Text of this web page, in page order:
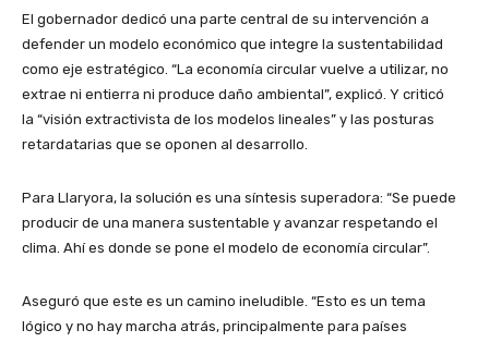
El gobernador dedicó una parte central de su intervención a
defender un modelo económico que integre la sustentabilidad
como eje estratégico. “La economía circular vuelve a utilizar, no
extrae ni entierra ni produce daño ambiental”, explicó. Y criticó
la “visión extractivista de los modelos lineales” y las posturas
retardatarias que se oponen al desarrollo.
Para Llaryora, la solución es una síntesis superadora: “Se puede
producir de una manera sustentable y avanzar respetando el
clima. Ahí es donde se pone el modelo de economía circular”.
Aseguró que este es un camino ineludible. “Esto es un tema
lógico y no hay marcha atrás, principalmente para países